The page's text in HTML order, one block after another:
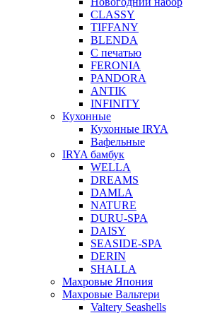
CLASSY
TIFFANY
BLENDA
С печатью
FERONIA
PANDORA
ANTIK
INFINITY
Кухонные
Кухонные IRYA
Вафельные
IRYA бамбук
WELLA
DREAMS
DAMLA
NATURE
DURU-SPA
DAISY
SEASIDE-SPA
DERIN
SHALLA
Махровые Япония
Махровые Вальтери
Valtery Seashells